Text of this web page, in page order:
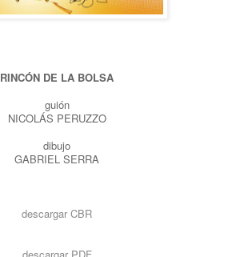
RINCÓN DE LA BOLSA
guión
NICOLÁS PERUZZO
dibujo
GABRIEL SERRA
descargar CBR
descargar PDF